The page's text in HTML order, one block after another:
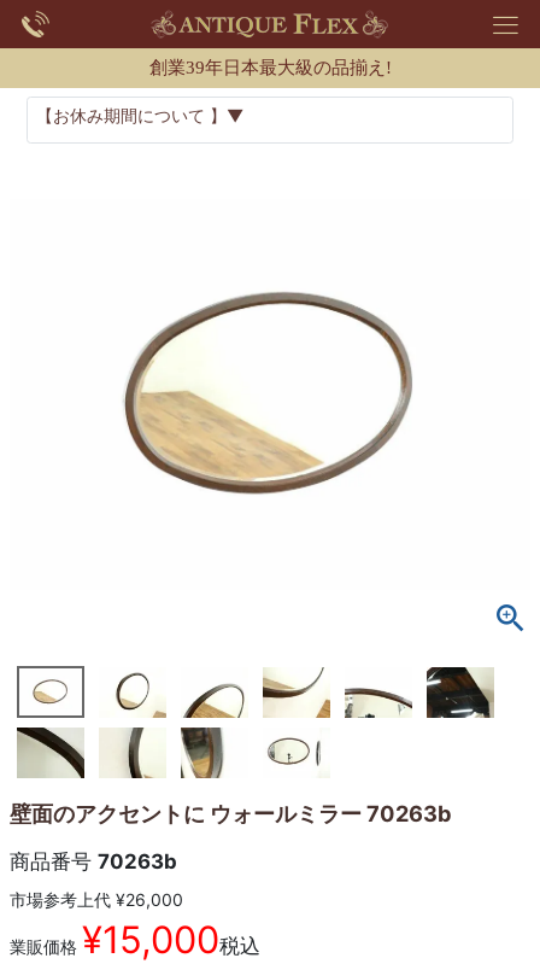
創業39年日本最大級の品揃え!
【お休み期間について 】▼
壁面のアクセントに ウォールミラー 70263b
商品番号 70263b
市場参考上代 ¥26,000
業販価格 ¥15,000税込